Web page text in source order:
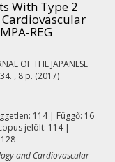
With Type 2
REG
OF THE JAPANESE
, 8 p. (2017)
114 | Függő: 16
jelölt: 114 |
and Cardiovascular